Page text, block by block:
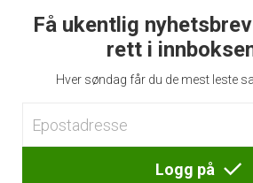
Få ukentlig
rett i
Hver søndag får du de mest leste
Logg på